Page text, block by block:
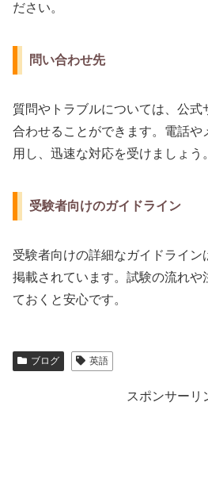
ださい。
問い合わせ先
質問やトラブルについては、公式
合わせることができます。電話や
用し、迅速な対応を受けましょう。
受験者向けのガイドライン
受験者向けの詳細なガイドライン
掲載されています。試験の流れや
ておくと安心です。
ブログ 英語
スポンサーリ